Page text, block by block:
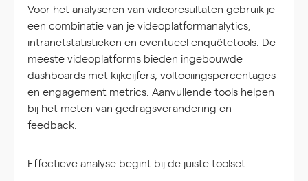
Voor het analyseren van videoresultaten gebruik je
een combinatie van je videoplatformanalytics,
intranetstatistieken en eventueel enquêtetools. De
meeste videoplatforms bieden ingebouwde
dashboards met kijkcijfers, voltooiingspercentages
en engagement metrics. Aanvullende tools helpen
bij het meten van gedragsverandering en
feedback.
Effectieve analyse begint bij de juiste toolset: